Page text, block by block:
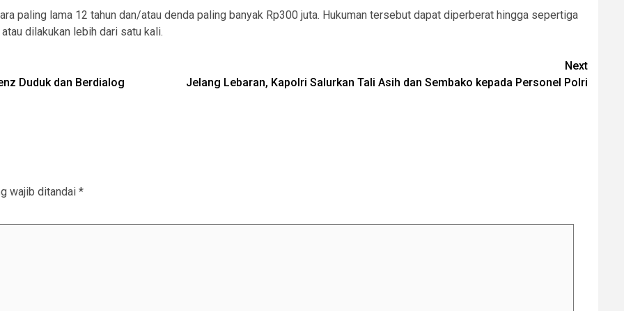
paling lama 12 tahun dan/atau denda paling banyak Rp300 juta. Hukuman tersebut dapat diperberat hingga sepertiga
dilakukan lebih dari satu kali.
Duduk dan Berdialog
Next
Jelang Lebaran, Kapolri Salurkan Tali Asih dan Sembako kepada Personel Polri
wajib ditandai *